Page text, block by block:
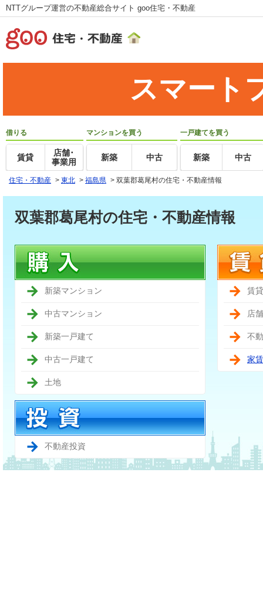
NTTグループ運営の不動産総合サイト goo住宅・不動産
スマート
借りる
賃貸
店舗･
事業用
マンションを買う
新築 中古
一戸建てを買う
新築 中古
住宅・不動産 > 東北 > 福島県 > 双葉郡葛尾村の住宅・不動産情報
双葉郡葛尾村の住宅・不動産情報
新築マンション
中古マンション
新築一戸建て
中古一戸建て
土地
不動産投資
賃
店
不
家